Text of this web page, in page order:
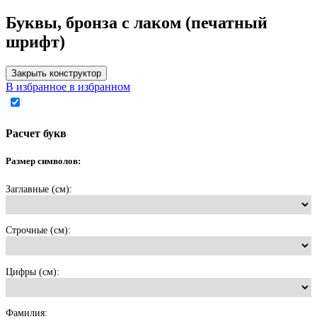
Буквы, бронза с лаком (печатный
шрифт)
Закрыть конструктор
В избранное в избранном
Расчет букв
Размер символов:
Заглавные (см):
Строчные (см):
Цифры (см):
Фамилия: